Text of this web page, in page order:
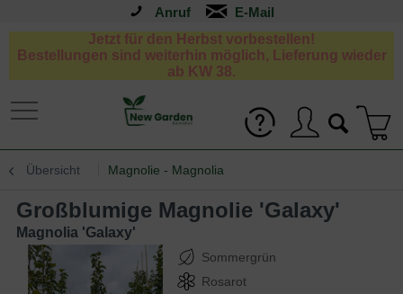
Anruf
Jetzt für den Herbst vorbestellen!
Bestellungen sind weiterhin möglich, Lieferung wieder
ab KW 38.
Übersicht Magnolie - Magnolia
Großblumige Magnolie 'Galaxy'
Magnolia 'Galaxy'
Sommergrün
Rosarot